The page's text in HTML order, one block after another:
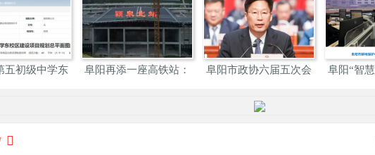
五初级中学东
阜阳再添一座高铁站：
阜阳市政协六届五次会
阜阳“智